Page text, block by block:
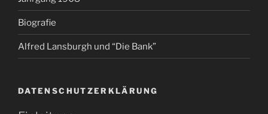
Biografie
Alfred Lansburgh und “Die Bank”
DATENSCHUTZERKLÄRUNG